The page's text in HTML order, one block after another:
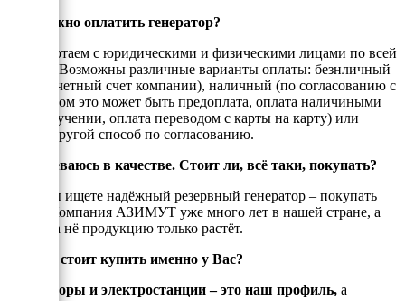
Как можно оплатить генератор?
Мы работаем с юридическими и физическими лицами по всей
России. Возможны различные варианты оплаты: безнличный
(на рассчетный счет компании), наличный (по согласованию с
енеджером это может быть предоплата, оплата наличиными
при получении, оплата переводом с карты на карту) или
любой другой способ по согласованию.
Я сомневаюсь в качестве. Стоит ли, всё таки, покупать?
Если Вы ищете надёжный резервный генератор – покупать
стоит! Компания АЗИМУТ уже много лет в нашей стране, а
спрос на нё продукцию только растёт.
Почему стоит купить именно у Вас?
Генераторы и электростанции – это наш профиль, а